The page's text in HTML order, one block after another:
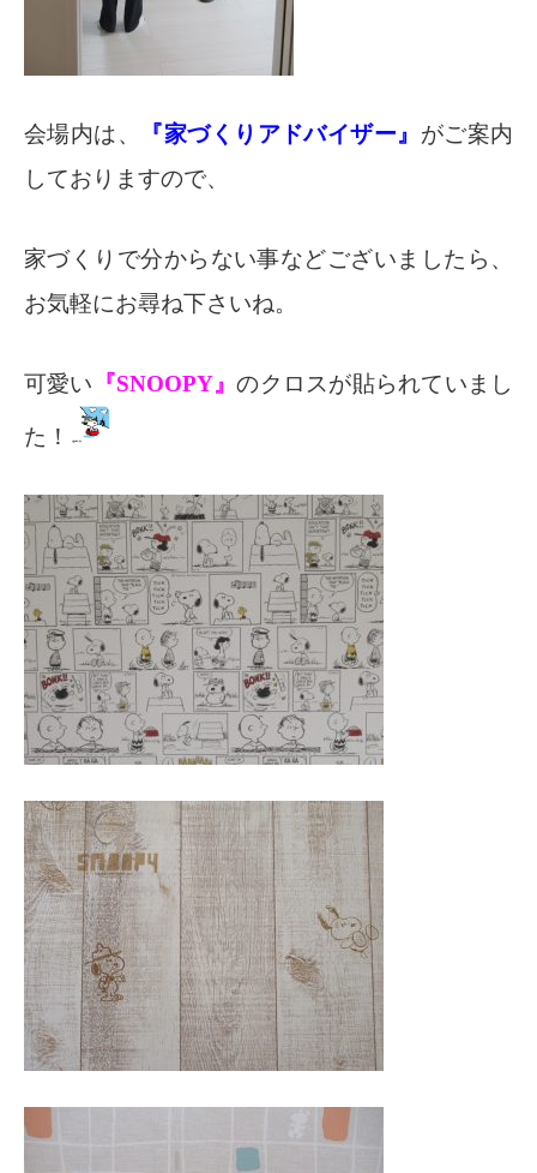
会場内は、 『家づくりアドバイザー』 がご案内
しておりますので、
家づくりで分からない事などございましたら、
お気軽にお尋ね下さいね。
可愛い 『SNOOPY』のクロスが貼られていまし
た！